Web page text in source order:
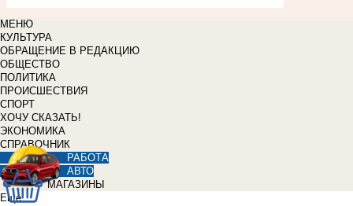
МЕНЮ
КУЛЬТУРА
ОБРАЩЕНИЕ В РЕДАКЦИЮ
ОБЩЕСТВО
ПОЛИТИКА
ПРОИСШЕСТВИЯ
СПОРТ
ХОЧУ СКАЗАТЬ!
ЭКОНОМИКА
СПРАВОЧНИК
РАБОТА
АВТО
МАГАЗИНЫ
Еще